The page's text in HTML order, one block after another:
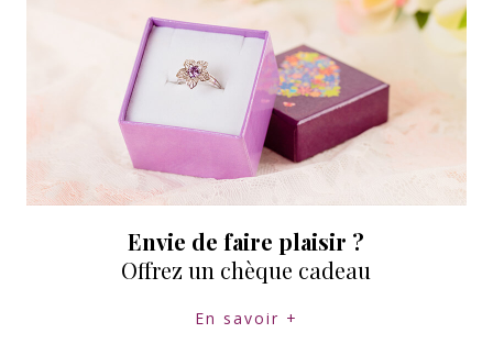
Envie de faire plaisir ?
Offrez un chèque cadeau
En savoir +